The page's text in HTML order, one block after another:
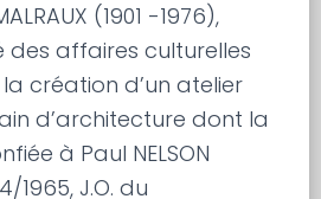
(1901 -1976),
des affaires culturelles
création d’un atelier
d’architecture dont la
à Paul NELSON
1965, J.O. du